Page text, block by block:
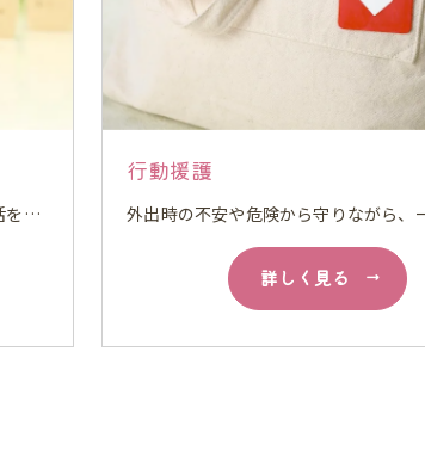
障がいをお持ちの方が安心して健康的な生活を送る上で必要な家事の手伝いをしていただきます。 経験がある方は行動援護もしていただきます。
行動援護
詳しく見る